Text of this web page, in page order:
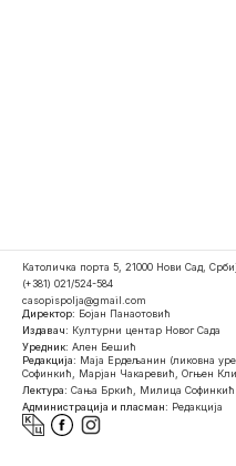
Католичка порта 5, 21000 Нови Сад,
(+381) 021/524-584
casopispolja@gmail.com
Директор: Бојан Панаотовић
Издавач: Културни центар Новог Сада
Уредник: Ален Бешић
Редакција: Маја Ердељанин (ликовна
Софинкић, Марјан Чакаревић, Огњен
Лектура: Сања Бркић, Милица Софинкић
Администрација и пласман: Редакција